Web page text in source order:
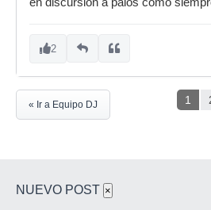
2
1
« Ir a Equipo DJ
NUEVO POST ×